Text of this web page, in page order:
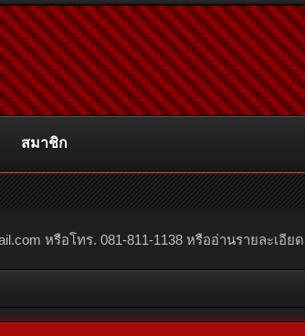
หรือโทร. 081-811-1138 หรืออ่านรายละเอีย
สมาชิก